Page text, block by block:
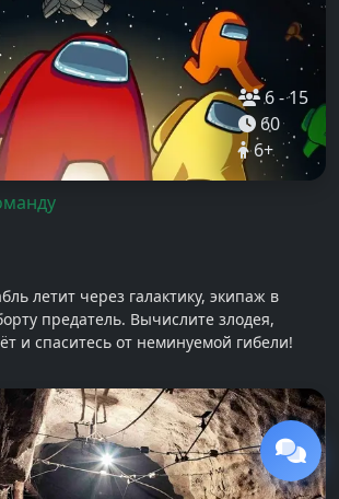
6-15
60
6+
летит через галактику, экипаж в
предатель. Вычислите злодея,
и спаситесь от неминуемой гибели!